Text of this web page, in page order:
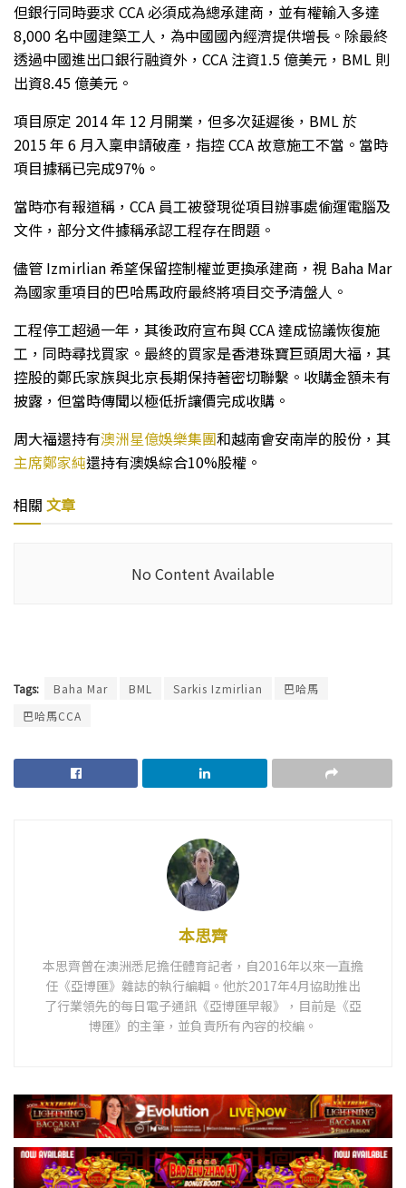
但銀行同時要求 CCA 必須成為總承建商，並有權輸入多達
8,000 名中國建築工人，為中國國內經濟提供增長。除最終
透過中國進出口銀行融資外，CCA 注資1.5 億美元，BML 則
出資8.45 億美元。
項目原定 2014 年 12 月開業，但多次延遲後，BML 於
2015 年 6 月入稟申請破產，指控 CCA 故意施工不當。當時
項目據稱已完成97%。
當時亦有報道稱，CCA 員工被發現從項目辦事處偷運電腦及
文件，部分文件據稱承認工程存在問題。
儘管 Izmirlian 希望保留控制權並更換承建商，視 Baha Mar
為國家重項目的巴哈馬政府最終將項目交予清盤人。
工程停工超過一年，其後政府宣布與 CCA 達成協議恢復施
工，同時尋找買家。最終的買家是香港珠寶巨頭周大福，其
控股的鄭氏家族與北京長期保持著密切聯繫。收購金額未有
披露，但當時傳聞以極低折讓價完成收購。
周大福還持有澳洲星億娛樂集團和越南會安南岸的股份，其
主席鄭家純還持有澳娛綜合10%股權。
相關 文章
No Content Available
Tags: Baha Mar BML Sarkis Izmirlian
巴哈馬
巴哈馬CCA
本思齊
本思齊曾在澳洲悉尼擔任體育記者，自2016年以來一直擔
任《亞博匯》雜誌的執行編輯。他於2017年4月協助推出
了行業領先的每日電子通訊《亞博匯早報》，目前是《亞
博匯》的主筆，並負責所有內容的校編。